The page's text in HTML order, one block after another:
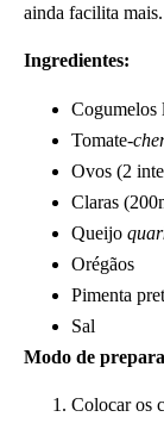
ainda facilita mais.
Ingredientes:
Cogumelos
Tomate-
Ovos (2
Claras
Queijo
Orégãos
Pimenta
Sal
Modo de
Colocar os